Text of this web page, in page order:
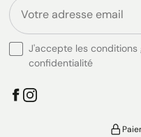
J'accepte les
confidentialité